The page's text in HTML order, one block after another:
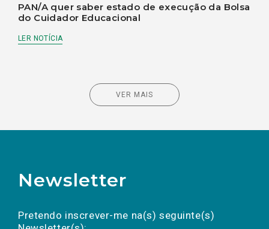
PAN/A quer saber estado de execução da Bolsa
do Cuidador Educacional
LER NOTÍCIA
VER MAIS
Newsletter
Pretendo inscrever-me na(s) seguinte(s)
a(s) newsletter(s).
mail